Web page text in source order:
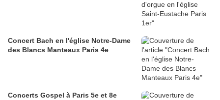
Concert Bach en l'église Notre-Dame
des Blancs Manteaux Paris 4e
Concerts Gospel à Paris 5e et 8e